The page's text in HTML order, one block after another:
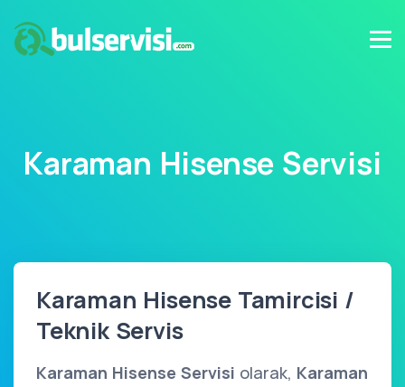
Karaman Hisense Servisi
Karaman Hisense Tamircisi /
Teknik Servis
Karaman Hisense Servisi olarak, Karaman